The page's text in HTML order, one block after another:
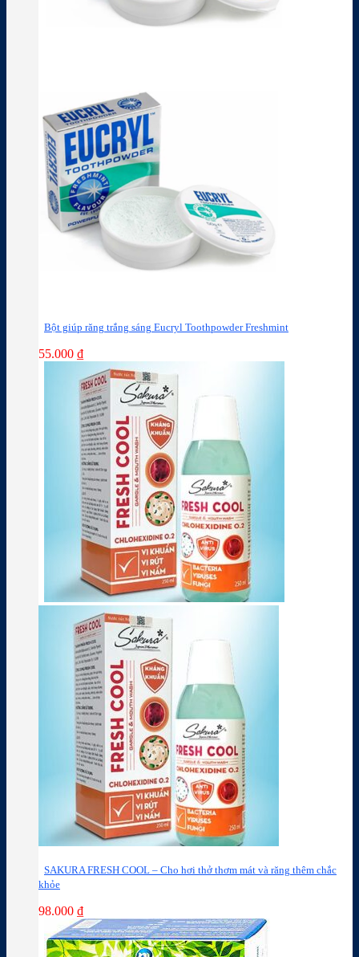
Bột giúp răng trắng sáng Eucryl Toothpowder Freshmint
55.000 ₫
SAKURA FRESH COOL – Cho hơi thở thơm mát và răng thêm chắc
khỏe
98.000 ₫